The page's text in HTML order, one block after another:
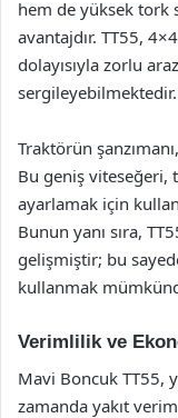
hem de yüksek tork
avantajdır. TT55,
dolayısıyla zorlu
sergileyebilmektedir.
Traktörün
Bu geniş viteseğeri,
ayarlamak için
Bunun yanı sıra,
gelişmiştir; bu
kullanmak
Verimlilik ve
Mavi Boncuk TT55,
zamanda yakıt